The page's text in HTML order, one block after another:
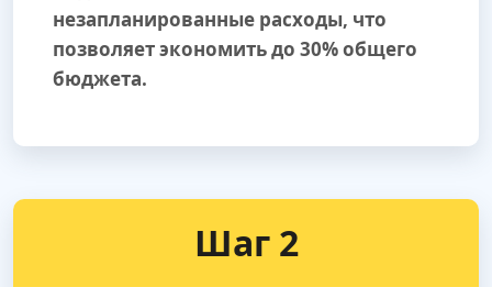
незапланированные расходы, что
позволяет экономить до 30% общего
бюджета.
Шаг 2